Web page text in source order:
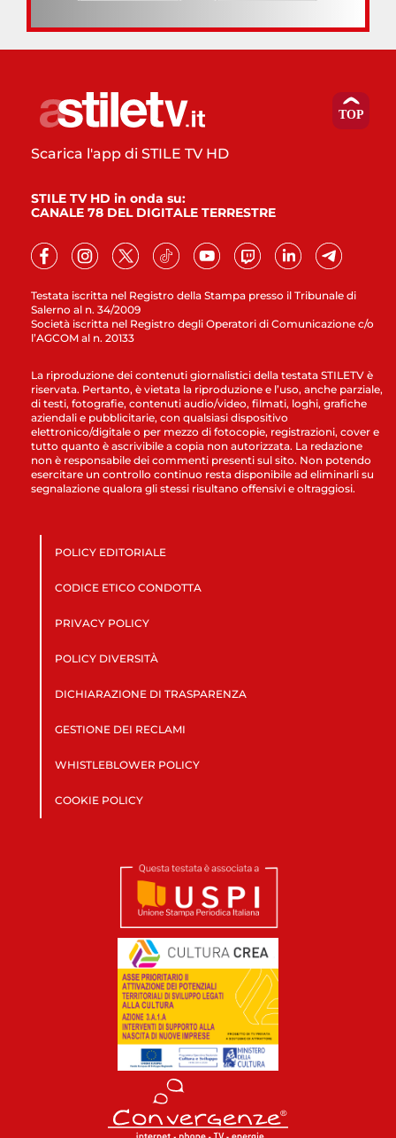
Testata iscritta nel Registro della Stampa presso il Tribunale di
Salerno al n. 34/2009
Società iscritta nel Registro degli Operatori di Comunicazione c/o
l’AGCOM al n. 20133
Scarica l'app di STILE TV HD
STILE TV HD in onda su:
CANALE 78 DEL DIGITALE TERRESTRE
La riproduzione dei contenuti giornalistici della testata STILETV è
riservata. Pertanto, è vietata la riproduzione e l’uso, anche parziale,
di testi, fotografie, contenuti audio/video, filmati, loghi, grafiche
aziendali e pubblicitarie, con qualsiasi dispositivo
elettronico/digitale o per mezzo di fotocopie, registrazioni, cover e
tutto quanto è ascrivibile a copia non autorizzata. La redazione
non è responsabile dei commenti presenti sul sito. Non potendo
esercitare un controllo continuo resta disponibile ad eliminarli su
segnalazione qualora gli stessi risultano offensivi e oltraggiosi.
POLICY EDITORIALE
CODICE ETICO CONDOTTA
PRIVACY POLICY
POLICY DIVERSITÀ
DICHIARAZIONE DI TRASPARENZA
GESTIONE DEI RECLAMI
WHISTLEBLOWER POLICY
COOKIE POLICY